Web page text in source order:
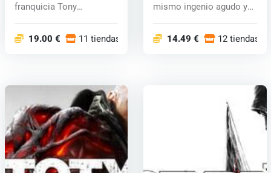
franquicia Tony
19.00 € 11 tiendas
mismo ingenio agudo y
14.49 € 12 tiendas